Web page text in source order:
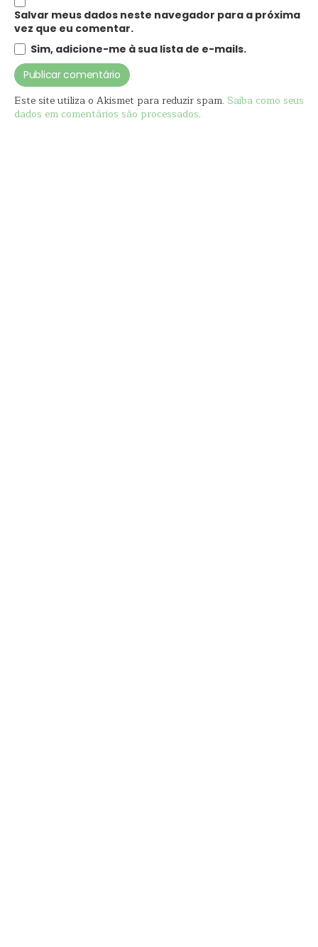
Salvar meus dados neste navegador para a próxima
vez que eu comentar.
Sim, adicione-me à sua lista de e-mails.
Este site utiliza o Akismet para reduzir spam. Saiba como seus
dados em comentários são processados.